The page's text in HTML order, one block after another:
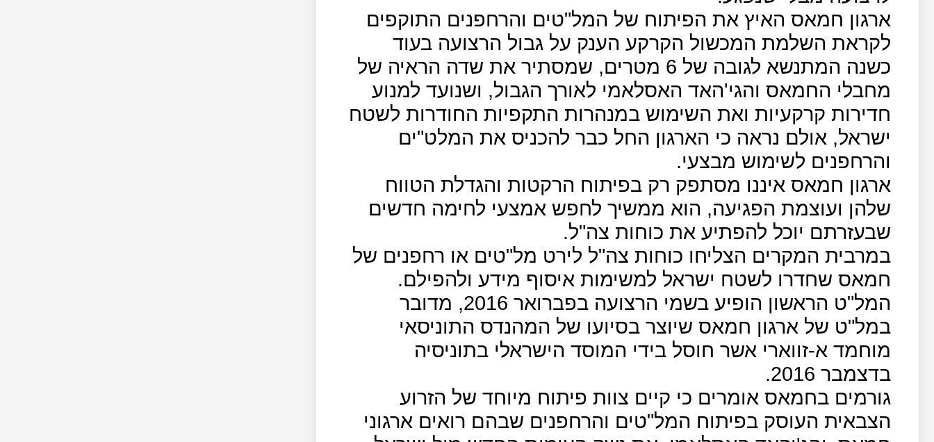
ארגון חמאס האיץ את הפיתוח של המל"טים והרחפנים התוקפים
לקראת השלמת המכשול הקרקע הענק על גבול הרצועה בעוד
כשנה המתנשא לגובה של 6 מטרים, שמסתיר את שדה הראיה של
מחבלי החמאס והגי'האד האסלאמי לאורך הגבול, ושנועד למנוע
חדירות קרקעיות ואת השימוש במנהרות התקפיות החודרות לשטח
ישראל, אולם נראה כי הארגון החל כבר להכניס את המלט"ים
והרחפנים לשימוש מבצעי.
ארגון חמאס איננו מסתפק רק בפיתוח הרקטות והגדלת הטווח
שלהן ועוצמת הפגיעה, הוא ממשיך לחפש אמצעי לחימה חדשים
שבעזרתם יוכל להפתיע את כוחות צה"ל.
במרבית המקרים הצליחו כוחות צה"ל לירט מל"טים או רחפנים של
חמאס שחדרו לשטח ישראל למשימות איסוף מידע ולהפילם.
המל"ט הראשון הופיע בשמי הרצועה בפברואר 2016, מדובר
במל"ט של ארגון חמאס שיוצר בסיועו של המהנדס התוניסאי
מוחמד א-זווארי אשר חוסל בידי המוסד הישראלי בתוניסיה
בדצמבר 2016.
גורמים בחמאס אומרים כי קיים צוות פיתוח מיוחד של הזרוע
הצבאית העוסק בפיתוח המל"טים והרחפנים שבהם רואים ארגוני